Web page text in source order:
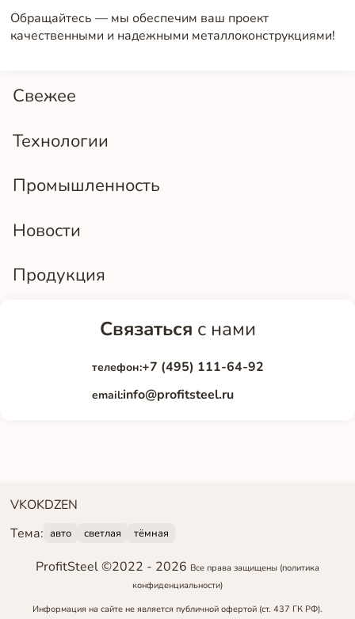
Свежее
Технологии
Промышленность
Новости
Продукция
Обращайтесь — мы обеспечим ваш проект
качественными и надежными металлоконструкциями!
Связаться с нами
телефон:+7 (495) 111-64-92
email:info@profitsteel.ru
VKOKDZEN
Тема: авто светлая тёмная
ProfitSteel ©2022 - 2026 Все права защищены (политика
конфиденциальности)
Информация на сайте не является публичной офертой (ст. 437 ГК РФ).